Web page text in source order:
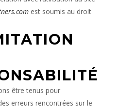
est soumis au droit
être tenus pour
erreurs rencontrées sur le